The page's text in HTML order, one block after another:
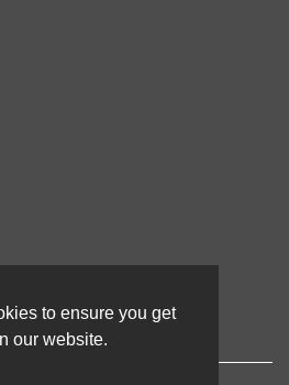
to ensure you get
our website.